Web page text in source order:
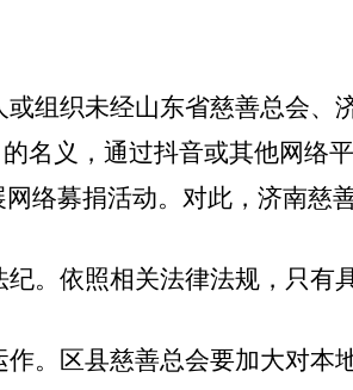
或组织未经山东省慈善总会、
名义，通过抖音或其他网络
络募捐活动。对此，济南慈
。 依照相关法律法规，只有
。 区县慈善总会要加大对本